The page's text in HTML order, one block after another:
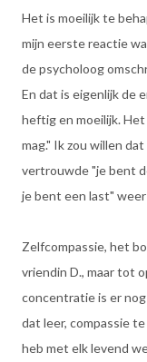
Het is moeilijk te
mijn eerste reactie
de psycholoog
En dat is eigenlijk de
heftig en moeilijk.
mag." Ik zou willen
vertrouwde "je bent
je bent een last"
Zelfcompassie, het
vriendin D., maar tot
concentratie is er
dat leer, compassie
heb met elk levend